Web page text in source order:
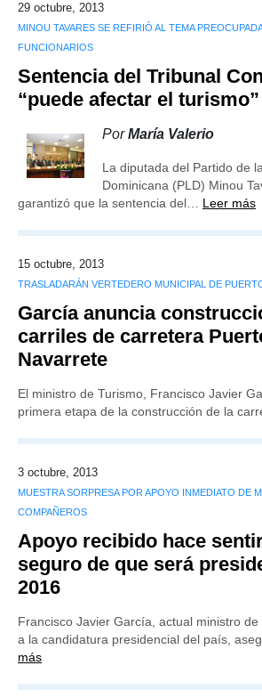
29 octubre, 2013
MINOU TAVARES SE REFIRIÓ AL TEMA
FUNCIONARIOS
Sentencia del Tribunal
“puede afectar el turismo”
PorMaría Valerio
La diputada del Partido de
Dominicana (PLD) Minou
garantizó que la sentencia del… Leer más
15 octubre, 2013
TRASLADARÁN VERTEDERO MUNICIPAL DE
García anuncia
carriles de carretera
Navarrete
El ministro de Turismo, Francisco Javier
primera etapa de la construcción de la
3 octubre, 2013
MUESTRA SORPRESA POR APOYO INMEDIATO DE
COMPAÑEROS
Apoyo recibido hace
seguro de que será
2016
Francisco Javier García, actual ministro
a la candidatura presidencial del país,
más